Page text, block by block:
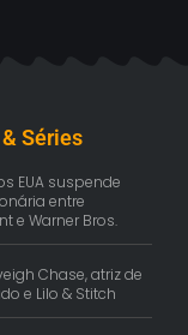
Séries
EUA suspende
entre
e Warner Bros.
Chase, atriz de
e Lilo & Stitch